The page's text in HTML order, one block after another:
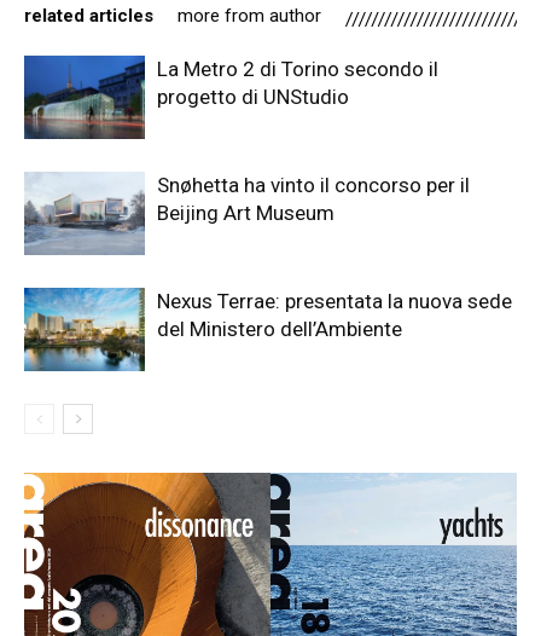
related articles more from author
La Metro 2 di Torino secondo il
progetto di UNStudio
Snøhetta ha vinto il concorso per il
Beijing Art Museum
Nexus Terrae: presentata la nuova sede
del Ministero dell’Ambiente